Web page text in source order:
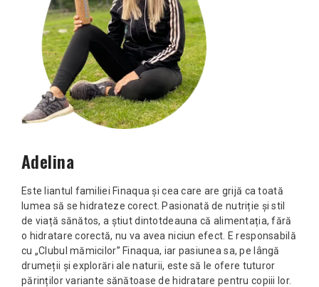
Adelina
Este liantul familiei Finaqua și cea care are grijă ca toată
lumea să se hidrateze corect. Pasionată de nutriție și stil
de viață sănătos, a știut dintotdeauna că alimentația, fără
o hidratare corectă, nu va avea niciun efect. E responsabilă
cu „Clubul mămicilor” Finaqua, iar pasiunea sa, pe lângă
drumeții și explorări ale naturii, este să le ofere tuturor
părinților variante sănătoase de hidratare pentru copiii lor.